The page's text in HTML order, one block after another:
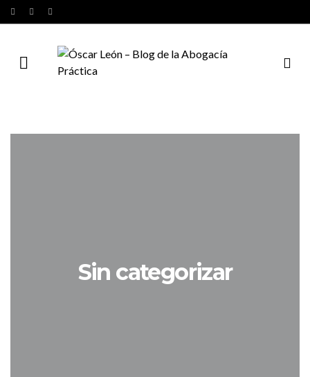
Sin categorizar